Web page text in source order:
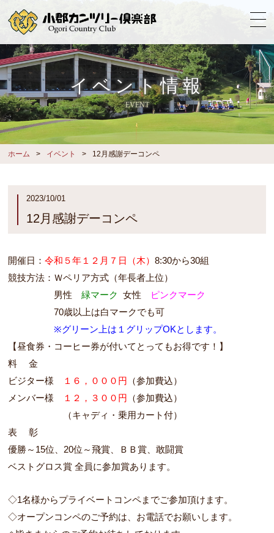
イベント情報
EVENT
ホーム イベント 12月感謝デーコンペ
2023/10/01
12月感謝デーコンペ
開催日：令和５年１２月７日（木）8:30から30組
競技方法：Ｗペリア方式（年長者上位）
男性緑マーク 女性 ピンクマーク
１１１１１70歳以上は白マークでも可
※グリーン上は１グリップOKとします。
【昼食券・コーヒー券が付いてとってもお得です！】
料 金
ビジター様
１６，０００円 （参加費込）
メンバー様
１２，３００円 （参加費込）
（キャディ・乗用カート付）
表 彰
優勝～15位、20位～飛賞、ＢＢ賞、敢闘賞
ベストグロス賞 全員に参加賞あります。
◇1名様からプライベートコンペまでご参加頂けます。
◇オープンコンペのご予約は、お電話でお願いします。